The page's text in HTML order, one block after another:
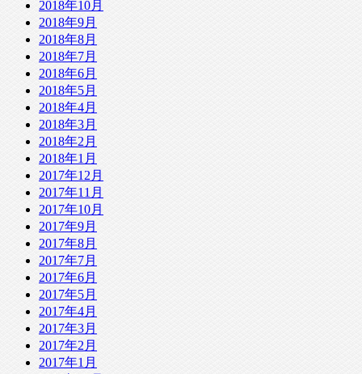
2018年10月
2018年9月
2018年8月
2018年7月
2018年6月
2018年5月
2018年4月
2018年3月
2018年2月
2018年1月
2017年12月
2017年11月
2017年10月
2017年9月
2017年8月
2017年7月
2017年6月
2017年5月
2017年4月
2017年3月
2017年2月
2017年1月